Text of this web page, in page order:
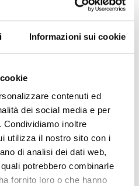
Informazioni sui cookie
contenuti ed
dei social media e per
inoltre
utilizza il nostro sito con i
di analisi dei dati web,
potrebbero combinarle
fornito loro o che hanno
Lorena
di oftalmologia